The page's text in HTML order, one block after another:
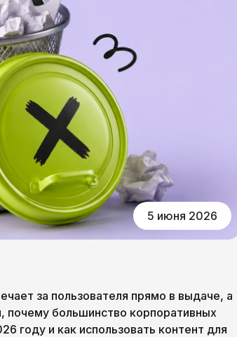
5 июня 2026
за пользователя прямо в выдаче, а
почему большинство корпоративных
году и как использовать контент для